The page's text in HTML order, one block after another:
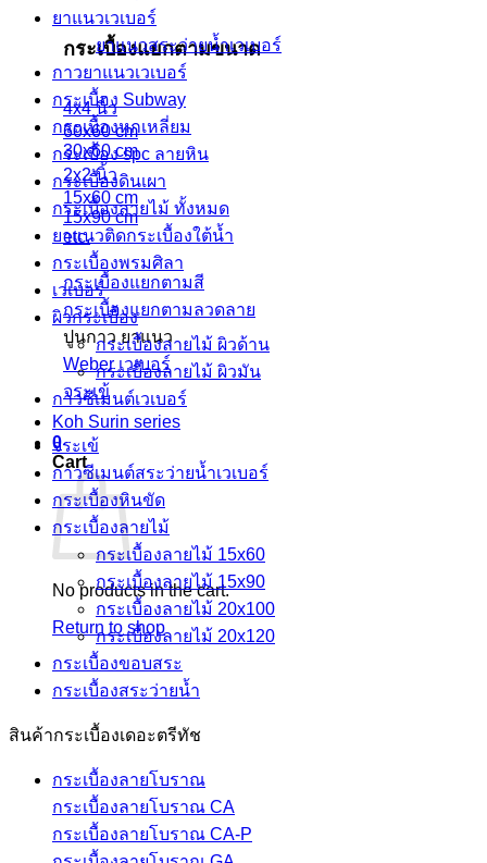
กระเบื้องแยกตามขนาด
4x4 นิ้ว
60x60 cm
30x60 cm
2x2 นิ้ว
15x60 cm
15x90 cm
etc.
กระเบื้องแยกตามสี
กระเบื้องแยกตามลวดลาย
ปูนกาว ยาแนว
Weber เวเบอร์
จระเข้
0
Cart
No products in the cart.
Return to shop
ยาแนวเวเบอร์
ยาแนวสระว่ายน้ำเวเบอร์
กาวยาแนวเวเบอร์
กระเบื้อง Subway
กระเบื้องหกเหลี่ยม
กระเบื้อง spc ลายหิน
กระเบื้องดินเผา
กระเบื้องลายไม้ ทั้งหมด
ยาแนวติดกระเบื้องใต้น้ำ
กระเบื้องพรมศิลา
เวเบอร์
ผิวกระเบื้อง
กระเบื้องลายไม้ ผิวด้าน
กระเบื้องลายไม้ ผิวมัน
กาวซีเมนต์เวเบอร์
Koh Surin series
จระเข้
กาวซีเมนต์สระว่ายนํ้าเวเบอร์
กระเบื้องหินขัด
กระเบื้องลายไม้
กระเบื้องลายไม้ 15x60
กระเบื้องลายไม้ 15x90
กระเบื้องลายไม้ 20x100
กระเบื้องลายไม้ 20x120
กระเบื้องขอบสระ
กระเบื้องสระว่ายนํ้า
สินค้ากระเบื้องเดอะตรีทัช
กระเบื้องลายโบราณ
กระเบื้องลายโบราณ CA
กระเบื้องลายโบราณ CA-P